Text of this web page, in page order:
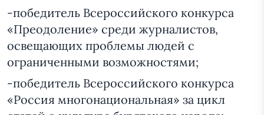
-победитель Всероссийского конкурса
«Преодоление» среди журналистов,
освещающих проблемы людей с
ограниченными возможностями;
-победитель Всероссийского конкурса
«Россия многонациональная» за цикл